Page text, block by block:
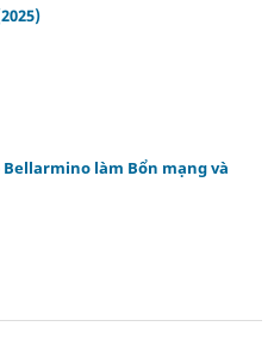
làm Bổn mạng và